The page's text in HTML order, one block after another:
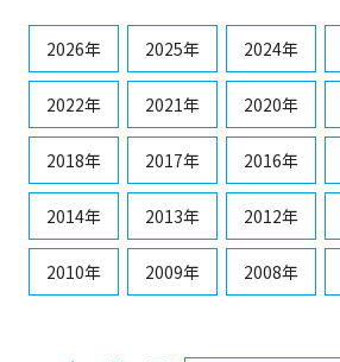
2026年 2025年 2024年
2022年 2021年 2020年
2018年 2017年 2016年
2014年 2013年 2012年
2010年 2009年 2008年